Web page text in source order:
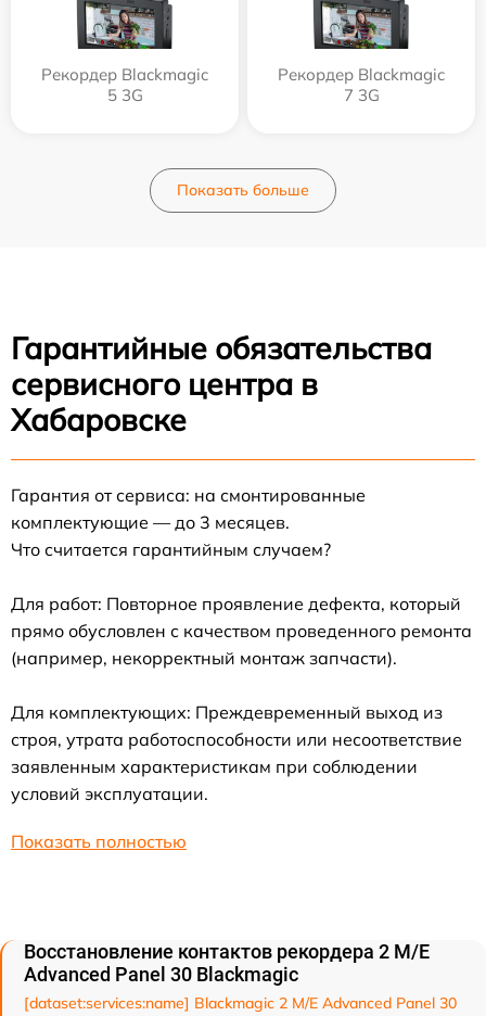
Рекордер Blackmagic
5 3G
Рекордер Blackmagic
7 3G
Показать больше
Гарантийные обязательства
сервисного центра в
Хабаровске
Гарантия от сервиса: на смонтированные
комплектующие — до 3 месяцев.
Что считается гарантийным случаем?
Для работ: Повторное проявление дефекта, который
прямо обусловлен с качеством проведенного ремонта
(например, некорректный монтаж запчасти).
Для комплектующих: Преждевременный выход из
строя, утрата работоспособности или несоответствие
заявленным характеристикам при соблюдении
условий эксплуатации.
Показать полностью
Восстановление контактов рекордера 2 M/E
Advanced Panel 30 Blackmagic
[dataset:services:name] Blackmagic 2 M/E Advanced Panel 30